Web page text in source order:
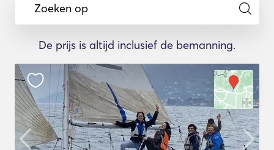
Zoeken op
De prijs is altijd inclusief de bemanning.